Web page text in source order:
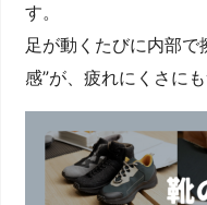
す。
足が動くたびに内部で
感”が、疲れにくさに